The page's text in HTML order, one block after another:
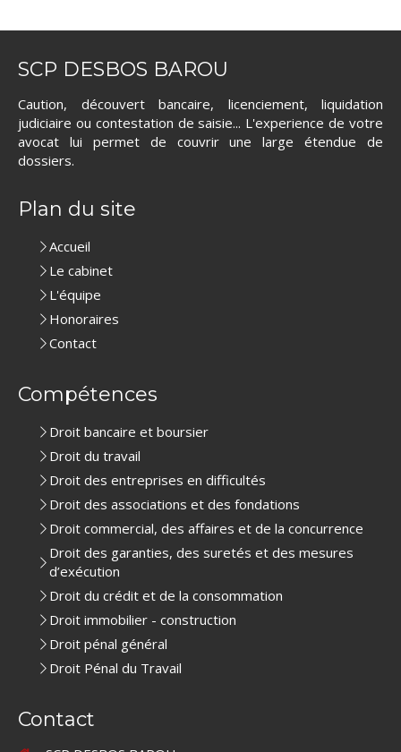
SCP DESBOS BAROU
Caution, découvert bancaire, licenciement, liquidation
judiciaire ou contestation de saisie... L'experience de votre
avocat lui permet de couvrir une large étendue de
dossiers.
Plan du site
Accueil
Le cabinet
L'équipe
Honoraires
Contact
Compétences
Droit bancaire et boursier
Droit du travail
Droit des entreprises en difficultés
Droit des associations et des fondations
Droit commercial, des affaires et de la concurrence
Droit des garanties, des suretés et des mesures
d’exécution
Droit du crédit et de la consommation
Droit immobilier - construction
Droit pénal général
Droit Pénal du Travail
Contact